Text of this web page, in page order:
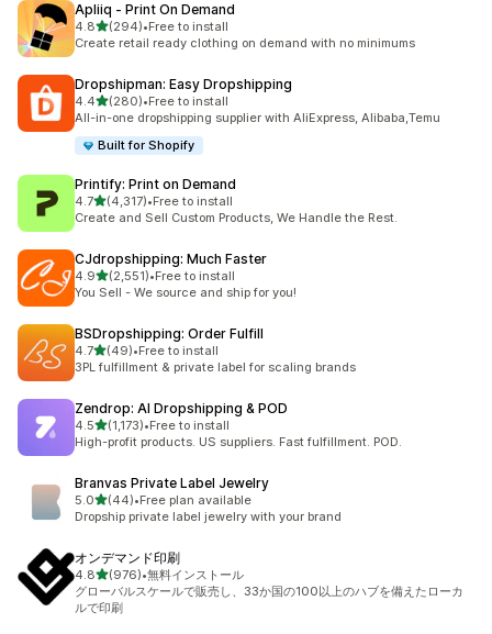
Apliiq ‑ Print On Demand
4.85つ星中
(294)
合計レビュー数：294件
•Free to install
Create retail ready clothing on demand with no minimums
Dropshipman: Easy Dropshipping
4.45つ星中
(280)
合計レビュー数：280件
•Free to install
All-in-one dropshipping supplier with AliExpress, Alibaba,Temu
Built for Shopify
Printify: Print on Demand
4.75つ星中
(4,317)
合計レビュー数：4317件
•Free to install
Create and Sell Custom Products, We Handle the Rest.
CJdropshipping: Much Faster
4.95つ星中
(2,551)
合計レビュー数：2551件
•Free to install
You Sell - We source and ship for you!
BSDropshipping: Order Fulfill
4.75つ星中
(49)
合計レビュー数：49件
•Free to install
3PL fulfillment & private label for scaling brands
Zendrop: AI Dropshipping & POD
4.55つ星中
(1,173)
合計レビュー数：1173件
•Free to install
High-profit products. US suppliers. Fast fulfillment. POD.
Branvas Private Label Jewelry
5.05つ星中
(44)
合計レビュー数：44件
•Free plan available
Dropship private label jewelry with your brand
オンデマンド印刷
4.85つ星中
(976)
合計レビュー数：976件
•無料インストール
グローバルスケールで販売し、33か国の100以上のハブを備えたローカ
ルで印刷